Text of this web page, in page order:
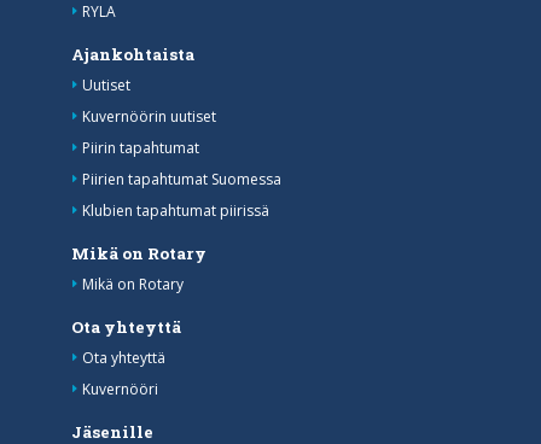
RYLA
Ajankohtaista
Uutiset
Kuvernöörin uutiset
Piirin tapahtumat
Piirien tapahtumat Suomessa
Klubien tapahtumat piirissä
Mikä on Rotary
Mikä on Rotary
Ota yhteyttä
Ota yhteyttä
Kuvernööri
Jäsenille